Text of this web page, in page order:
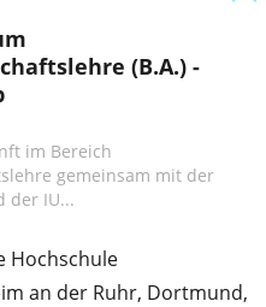
(B.A.) -
im Bereich
gemeinsam mit der
der IU...
Hochschule
an der Ruhr, Dortmund,